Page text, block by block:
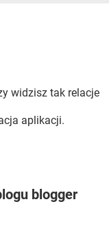
widzisz tak relacje
aplikacji.
blogger